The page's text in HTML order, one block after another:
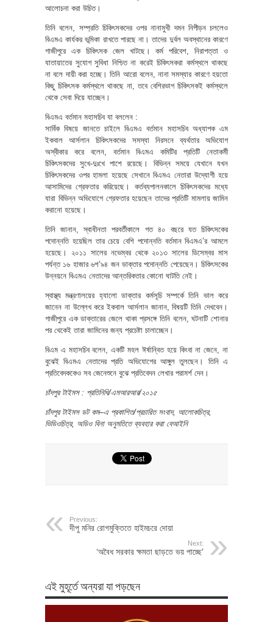
আলোচনা করা উচিত।
তিনি বলেন, সম্প্রতি চিকিৎসকদের ওপর নানামুখী দমন নিপীড়ন চললেও
বিএমএ কার্যকর ভূমিকা রাখতে পারছে না। তাদের দুর্বল অবস্থানের কারণে
গাজীপুরে এক চিকিৎসক জেল খাটছে। কর্ম পরিবেশ, নিরাপত্তা ও
যাতায়াতের সুযোগ সুবিধা নিশ্চিত না করেই চিকিৎসকরা কর্মস্থলে থাকছে
না বলে দায়ী করা হচ্ছে। তিনি আরো বলেন, নানা সমস্যার কারণে হয়তো
কিছু চিকিৎসক কর্মস্থলে থাকছে না, তবে বেশিরভাগ চিকিৎসকই কর্মস্থলে
থেকে সেবা দিয়ে যাচ্ছেন।
বিএমএ বর্তমান মহাসচিব যা বললেন :
সার্বিক বিষয়ে জানতে চাইলে বিএমএ বর্তমান মহাসচিব অধ্যাপক এম
ইকবাল আর্সলান চিকিৎসকদের সমস্যা নিরসনে ব্যর্থতার অভিযোগ
অস্বীকার করে বলেন, বর্তমান বিএমএ কমিটির প্রতিটি নেতাকর্মী
চিকিৎসকদের সুখে-দুঃখে পাশে রয়েছে। বিভিন্ন সময়ে যেখানে যখন
চিকিৎসকদের ওপর হামলা হয়েছে সেখানে বিএমএ নেতারা উদ্যোগী হয়ে
আসামিদের গ্রেফতার করিয়েছে। কর্তব্যপালনকালে চিকিৎসকদের মধ্যে
যারা বিভিন্ন অভিযোগে গ্রেফতার হয়েছেন তাদের প্রতিটি মামলায় জামিন
করানো হয়েছে।
তিনি জানান, স্বাধীনতা পরবর্তীকালে গত ৪০ বছরে যত চিকিৎসকের
পদোন্নতি হয়েছিল তার চেয়ে বেশি পদোন্নতি বর্তমান বিএমএ’র আমলে
হয়েছে। ২০১১ সালের নভেম্বর থেকে ২০১৩ সালের ডিসেম্বর মাস
পর্যন্ত ১৬ হাজার ৬শ’৯৪ জন ডাক্তার পদোন্নতি পেয়েছেন। চিকিৎসকের
উন্নয়নে বিএমএ নেতাদের আন্তরিকতার কোনো ঘাটতি নেই।
স্বাস্থ্য মন্ত্রণালয়ের হ্যালো ডাক্তার কর্মসূচি সম্পর্কে তিনি ভাল করে
জানেন না উল্লেখ করে ইকবাল আর্সলান জানান, বিষয়টি তিনি দেখবেন।
গাজীপুরে এক ডাক্তারের জেলে থাকা প্রসঙ্গে তিনি বলেন, ঘটনাটি শোনার
পর থেকেই তারা জামিনের জন্য প্রচেষ্টা চালাচ্ছেন।
বিএম এ মহাসচিব বলেন, একটি মহল ঈর্ষান্বিত হয়ে কিংবা না জেনে, না
বুঝেই বিএমএ নেতাদের প্রতি অভিযোগের আঙ্গুল তুলছেন। তিনি এ
প্রতিবেদককেও সব জেনেশুনে বুঝে প্রতিবেদন লেখার পরামর্শ দেন।
চাঁদপুর টাইমস : প্রতিনিধি/এমআরআর/২০১৫
চাঁদপুর টাইমস ডট কম–এ প্রকাশিত/প্রচারিত সংবাদ, আলোকচিত্র,
ভিডিওচিত্র, অডিও বিনা অনুমতিতে ব্যবহার করা বেআইনি
Previous:
দীপু মনির রোগমুক্তিতে হাইমচরে দোয়া
Next:
‘অবৈধ সরকার ক্ষমতা ছাড়তে ভয় পাচ্ছে’
এই মুহূর্তে অন্যরা যা পড়ছেন